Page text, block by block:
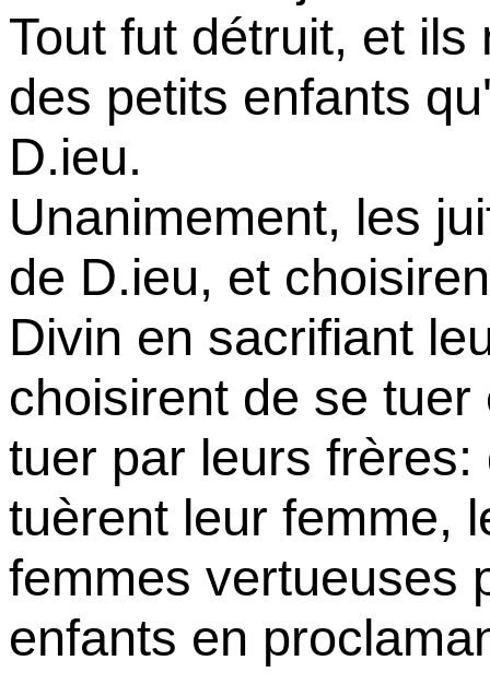
Tout fut détruit, et
des petits enfants
D.ieu.
Unanimement, les
de D.ieu, et
Divin en sacrifiant
choisirent de se
tuer par leurs
tuèrent leur femme,
femmes vertueuses
enfants en